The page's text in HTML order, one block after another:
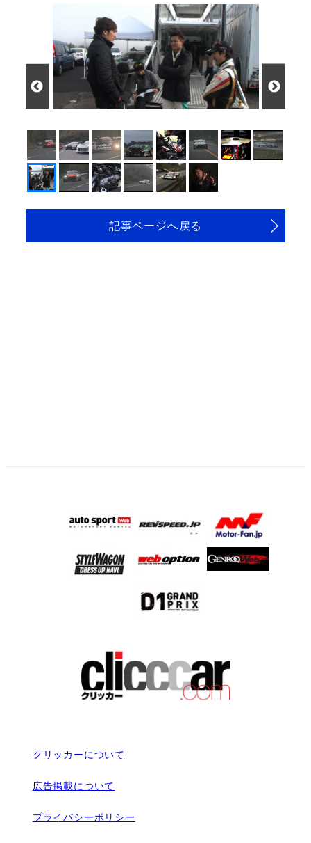
記事ページへ戻る
クリッカーについて
広告掲載について
プライバシーポリシー